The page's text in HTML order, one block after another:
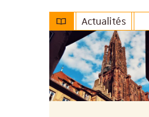
Actualités